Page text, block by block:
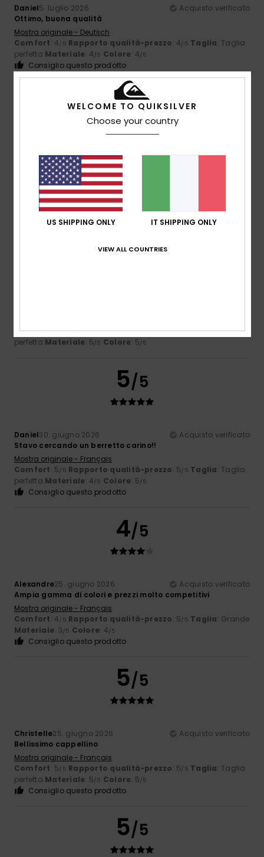
Daniel5. luglio 2026
Acquisto verificato
Ottimo, buona qualità
Mostra originale - Deutsch
Comfort: 4/5 Rapporto qualità-prezzo: 4/5 Taglia: Taglia
perfetta Materiale: 4/5 Colore: 4/5
Consiglio questo prodotto
5/5
3. luglio 2026
Acquisto verificato
Sembra fantastico.
Mostra originale - Português
Comfort: 5/5 Rapporto qualità-prezzo
perfettaMateriale: 5/5 Colore
5/5
Comfort: 5/5 Rapporto qualità-prezzo: 4/5 Taglia: Taglia
perfetta Materiale: 5/5 Colore: 5/5
5/5
Daniel30. giugno 2026
Acquisto verificato
Stavo cercando un berretto carino!!
Mostra originale - Français
Comfort: 5/5 Rapporto qualità-prezzo: 5/5 Taglia: Taglia
perfetta Materiale: 4/5 Colore: 5/5
Consiglio questo prodotto
4/5
Alexandre25. giugno 2026
Acquisto verificato
Ampia gamma di colori e prezzi molto competitivi
Mostra originale - Français
Comfort: 4/5 Rapporto qualità-prezzo: 5/5 Taglia: Grande
Materiale: 3/5 Colore: 4/5
Consiglio questo prodotto
5/5
Christelle25. giugno 2026
Acquisto verificato
Bellissimo cappellino
Mostra originale - Français
Comfort: 5/5 Rapporto qualità-prezzo: 5/5 Taglia: Taglia
perfetta Materiale: 5/5 Colore: 5/5
Consiglio questo prodotto
5/5
WELCOME TO QUIKSILVER
Choose your country
US SHIPPING ONLY IT SHIPPING ONLY
VIEW ALL COUNTRIES